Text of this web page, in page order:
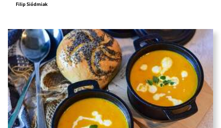
Filip Siódmiak